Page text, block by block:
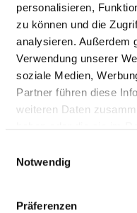
personalisieren,
zu können und die
analysieren. Außerdem
Verwendung unserer
soziale Medien,
Partner führen diese
weiteren Daten
Notwendig
Präferenzen
Christian Heinrich
Organisation und
66976 Rodalben
Mail: